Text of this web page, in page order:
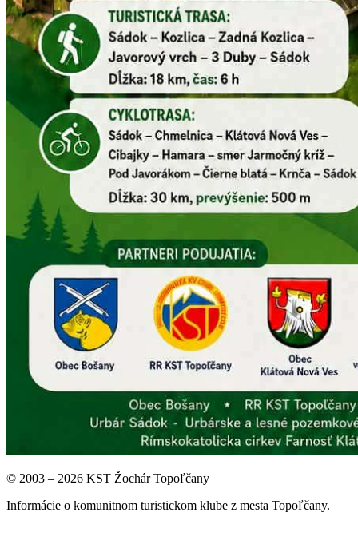
© 2003 – 2026 KST Žochár Topoľčany
Informácie o komunitnom turistickom klube z mesta Topoľčany.